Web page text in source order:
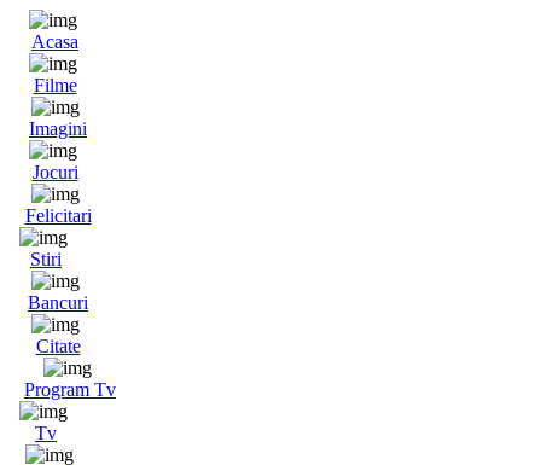
Acasa
Filme
Imagini
Jocuri
Felicitari
Stiri
Bancuri
Citate
Program Tv
Tv